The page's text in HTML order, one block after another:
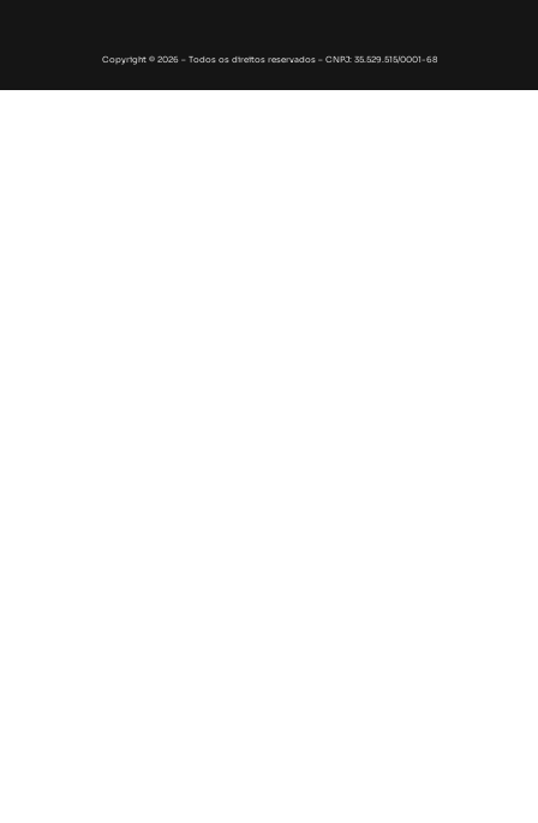
Copyright © 2026 – Todos os direitos reservados – CNPJ: 35.529.515/0001-68